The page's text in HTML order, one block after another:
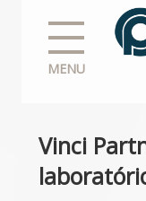
MENU
Vinci